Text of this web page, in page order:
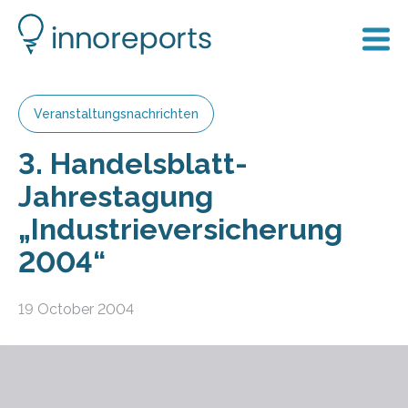
Veranstaltungsnachrichten
3. Handelsblatt-
Jahrestagung
„Industrieversicherung
2004“
19 October 2004